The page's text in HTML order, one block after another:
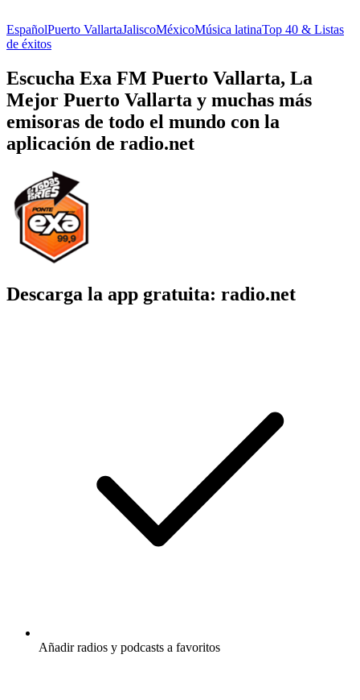
EspañolPuerto VallartaJaliscoMéxicoMúsica latinaTop 40 & Listas
de éxitos
Escucha Exa FM Puerto Vallarta, La
Mejor Puerto Vallarta y muchas más
emisoras de todo el mundo con la
aplicación de radio.net
Descarga la app gratuita: radio.net
Añadir radios y podcasts a favoritos